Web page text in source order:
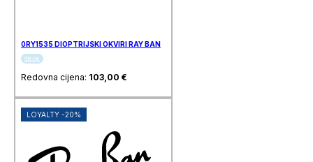
0RY1535 DIOPTRIJSKI OKVIRI RAY BAN
dječje
Redovna cijena: 103,00 €
LOYALTY -20%